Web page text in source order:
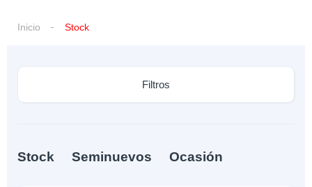
Inicio Stock
Filtros
Stock Seminuevos Ocasión